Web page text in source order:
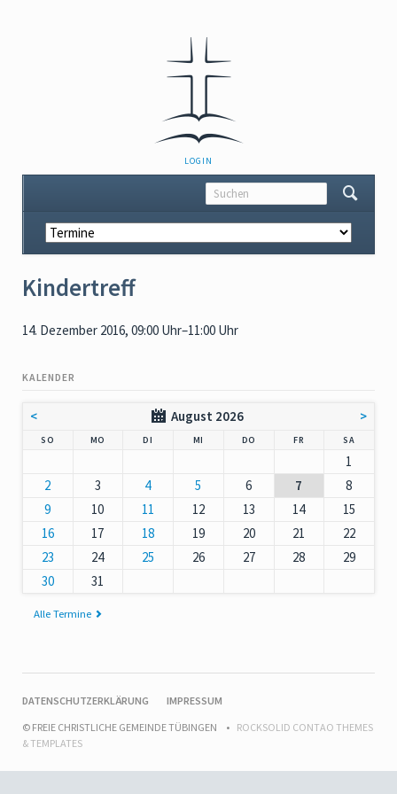
NAVIGATION
ÜBERSPRINGEN
LOGIN
Navigation
überspringen
Kindertreff
14. Dezember 2016, 09:00 Uhr–11:00 Uhr
KALENDER
< August 2026 >
SO MO DI MI DO NNERSTAG
FR SAMSTAG
1
2
3 4 5 6 7
8
9
10 11 12 13 14
15
16
17 18 19 20 21
22
23
24 25 26 27 28
29
30
31
Alle Termine
NAVIGATION
DATENSCHUTZERKLÄRUNG
IMPRESSUM
© FREIE CHRISTLICHE GEMEINDE TÜBINGEN
ROCKSOLID CONTAO THEMES
& TEMPLATES